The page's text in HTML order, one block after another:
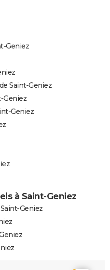
Geniez
Saint-Geniez
Geniez
Geniez
à Saint-Geniez
Geniez